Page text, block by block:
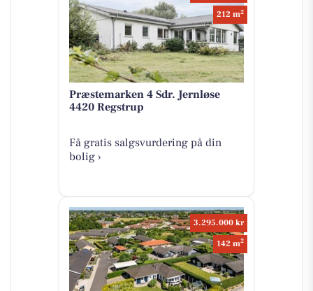
212 m2
Præstemarken 4 Sdr. Jernløse
4420 Regstrup
Få gratis salgsvurdering på din
bolig ›
3.295.000 kr
142 m2